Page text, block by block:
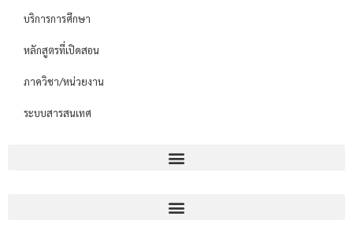
บริการการศึกษา
หลักสูตรที่เปิดสอน
ภาควิชา/หน่วยงาน
ระบบสารสนเทศ